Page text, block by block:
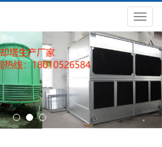
导
航
菜
单